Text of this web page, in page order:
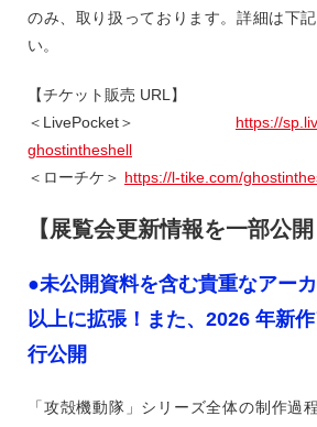
のみ、取り扱っております。詳細は下
い。
【チケット販売 URL】
＜LivePocket＞ https://
ghostintheshell
＜ローチケ＞ https://l-tike.com/
【展覧会更新情報を一部公開
●未公開資料を含む貴重なアー
以上に拡張！また、2026 年新
行公開
「攻殻機動隊」シリーズ全体の制作過